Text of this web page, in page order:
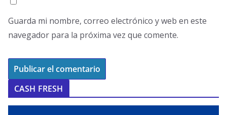
Guarda mi nombre, correo electrónico y web en este
navegador para la próxima vez que comente.
CASH FRESH